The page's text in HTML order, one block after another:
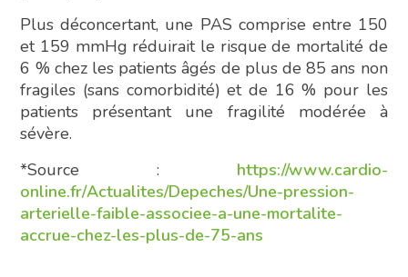
Plus déconcertant, une PAS comprise entre 150
et 159 mmHg réduirait le risque de mortalité de
6 % chez les patients âgés de plus de 85 ans non
fragiles (sans comorbidité) et de 16 % pour les
patients présentant une fragilité modérée à
sévère.
*Source : https://www.cardio-
online.fr/Actualites/Depeches/Une-pression-
arterielle-faible-associee-a-une-mortalite-
accrue-chez-les-plus-de-75-ans